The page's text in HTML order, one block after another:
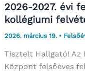
2026-2027. évi
kollégiumi
2026. március 19. •
Tisztelt Hallgató! Az
Központ felsőéves